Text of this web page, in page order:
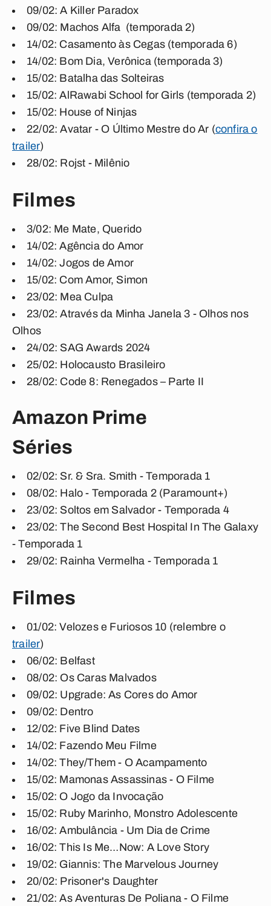
09/02: A Killer Paradox
09/02: Machos Alfa (temporada 2)
14/02: Casamento às Cegas (temporada 6)
14/02: Bom Dia, Verônica (temporada 3)
15/02: Batalha das Solteiras
15/02: AlRawabi School for Girls (temporada 2)
15/02: House of Ninjas
22/02: Avatar - O Último Mestre do Ar (confira o
trailer)
28/02: Rojst - Milênio
Filmes
3/02: Me Mate, Querido
14/02: Agência do Amor
14/02: Jogos de Amor
15/02: Com Amor, Simon
23/02: Mea Culpa
23/02: Através da Minha Janela 3 - Olhos nos
Olhos
24/02: SAG Awards 2024
25/02: Holocausto Brasileiro
28/02: Code 8: Renegados – Parte II
Amazon Prime
Séries
02/02: Sr. & Sra. Smith - Temporada 1
08/02: Halo - Temporada 2 (Paramount+)
23/02: Soltos em Salvador - Temporada 4
23/02: The Second Best Hospital In The Galaxy
- Temporada 1
29/02: Rainha Vermelha - Temporada 1
Filmes
01/02: Velozes e Furiosos 10 (relembre o
trailer)
06/02: Belfast
08/02: Os Caras Malvados
09/02: Upgrade: As Cores do Amor
09/02: Dentro
12/02: Five Blind Dates
14/02: Fazendo Meu Filme
14/02: They/Them - O Acampamento
15/02: Mamonas Assassinas - O Filme
15/02: O Jogo da Invocação
15/02: Ruby Marinho, Monstro Adolescente
16/02: Ambulância - Um Dia de Crime
16/02: This Is Me…Now: A Love Story
19/02: Giannis: The Marvelous Journey
20/02: Prisoner's Daughter
21/02: As Aventuras De Poliana - O Filme